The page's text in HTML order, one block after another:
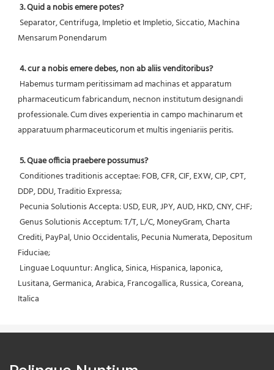
3. Quid a nobis emere potes?
Mensarum Ponendarum
4. cur a nobis emere debes, non ab aliis venditoribus?
pharmaceuticum fabricandum, necnon institutum designandi
professionale. Cum dives experientia in campo machinarum et
apparatuum pharmaceuticorum et multis ingeniariis peritis.
5. Quae officia praebere possumus?
DDP, DDU, Traditio Expressa;
Pecunia Solutionis Accepta: USD, EUR, JPY, AUD, HKD, CNY, CHF;
Crediti, PayPal, Unio Occidentalis, Pecunia Numerata, Depositum
Fiduciae;
Lusitana, Germanica, Arabica, Francogallica, Russica, Coreana,
Italica